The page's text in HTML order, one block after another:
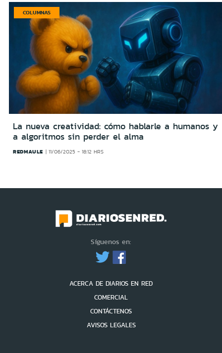
COLUMNAS
La nueva creatividad: cómo hablarle a humanos y
a algoritmos sin perder el alma
REDMAULE 11/06/2025 - 18:12 HRS
Síguenos en:
ACERCA DE DIARIOS EN RED
COMERCIAL
CONTÁCTENOS
AVISOS LEGALES